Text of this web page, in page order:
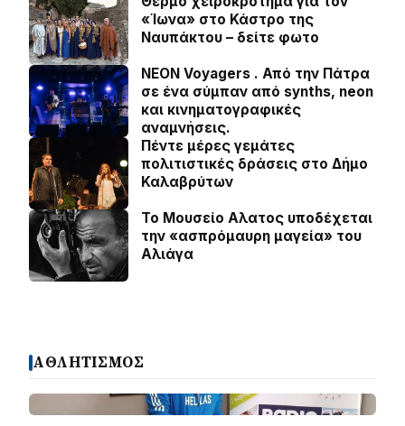
«Ίωνα» στο Κάστρο της
Ναυπάκτου – δείτε φωτο
NEON Voyagers . Από την Πάτρα
σε ένα σύμπαν από synths, neon
και κινηματογραφικές
αναμνήσεις.
Πέντε μέρες γεμάτες
πολιτιστικές δράσεις στο Δήμο
Καλαβρύτων
Το Μουσείο Αλατος υποδέχεται
την «ασπρόμαυρη μαγεία» του
Αλιάγα
ΑΘΛΗΤΙΣΜΟΣ